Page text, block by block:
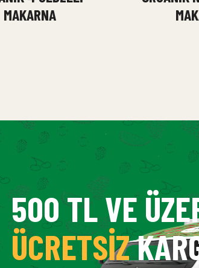
MAKARNA
500 TL VE
ÜCRETSIZ